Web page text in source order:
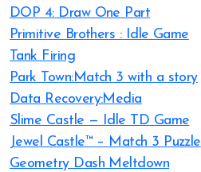
DOP 4: Draw One Part
Primitive Brothers : Idle Game
Tank Firing
Park Town:Match 3 with a story
Data Recovery:Media
Slime Castle — Idle TD Game
Jewel Castle™ – Match 3 Puzzle
Geometry Dash Meltdown